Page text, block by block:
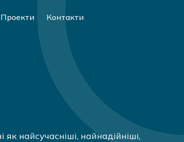
Проекти
Контакти
як найсучасніші, найнадійніші,